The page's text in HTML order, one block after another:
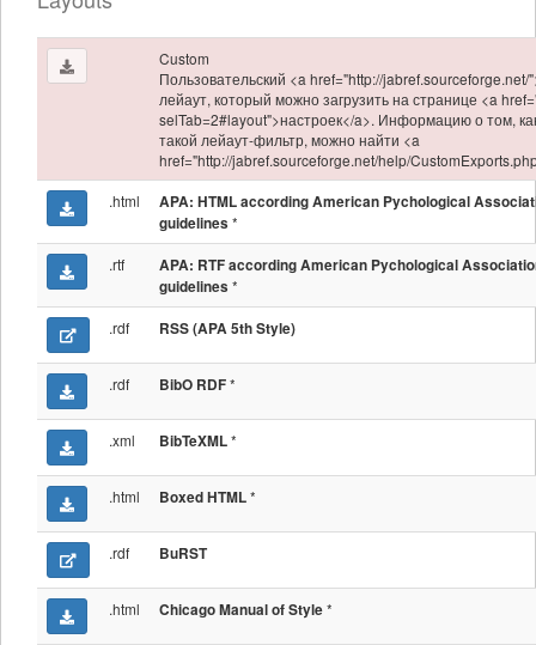
Custom
Пользовательский <a href="http://jabref.sourceforge.net/
лейаут, который можно загрузить на странице <a
selTab=2#layout">настроек</a>. Информацию о том,
такой лейаут-фильтр, можно найти <a
href="http://jabref.sourceforge.net/help/
.html
APA: HTML according American Pychological
guidelines *
.rtf
APA: RTF according American Pychological
guidelines *
.rdf RSS (APA 5th Style)
.rdf BibO RDF*
.xml BibTeXML*
.html Boxed HTML*
.rdf BuRST
.html Chicago Manual of Style*